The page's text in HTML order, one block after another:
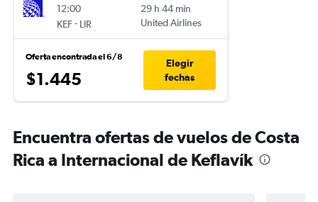
12:00
KEF- LIR
29 h 44 min
United Airlines
Oferta encontrada el 6/8
$1.445
Elegir
fechas
Encuentra ofertas de vuelos de Costa
Rica a Internacional de Keflavík